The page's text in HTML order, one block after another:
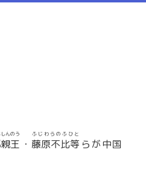
王
んのう
・ 藤原不比等
ふじわらのふひと
らが中国